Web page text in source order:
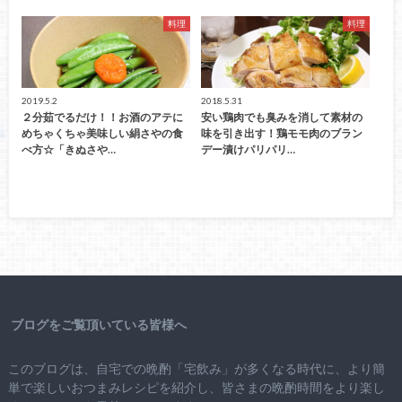
料理
2019.5.2
２分茹でるだけ！！お酒のアテに
めちゃくちゃ美味しい絹さやの食
べ方☆「きぬさや…
料理
2018.5.31
安い鶏肉でも臭みを消して素材の
味を引き出す！鶏モモ肉のブラン
デー漬けパリパリ…
ブログをご覧頂いている皆様へ
このブログは、自宅での晩酌「宅飲み」が多くなる時代に、より簡
単で楽しいおつまみレシピを紹介し、皆さまの晩酌時間をより楽し